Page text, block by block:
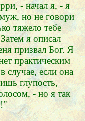
- начал я, - я
но не говори
тяжело тебе
я описал
призвал Бог. Я
практическим
если она
глупость,
- но я так